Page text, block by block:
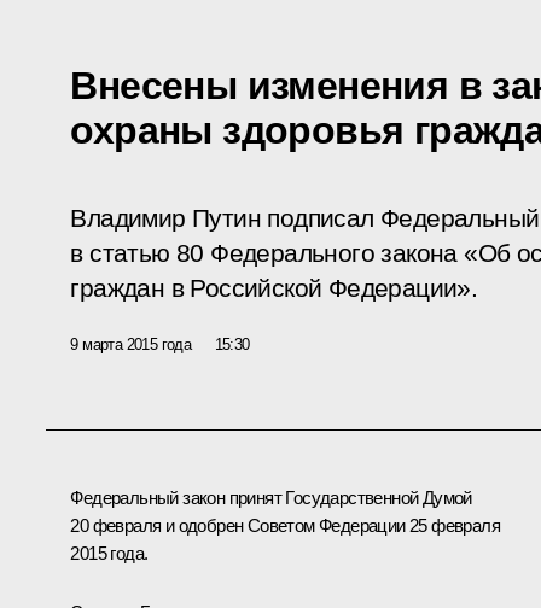
Внесены изменения в
охраны здоровья
Владимир Путин подписал
в статью 80 Федерального закона «Об
граждан в Российской Федерации».
9 марта 2015 года 15:30
Федеральный закон принят Государственной Думой
20 февраля и одобрен Советом Федерации 25 февраля
2015 года.